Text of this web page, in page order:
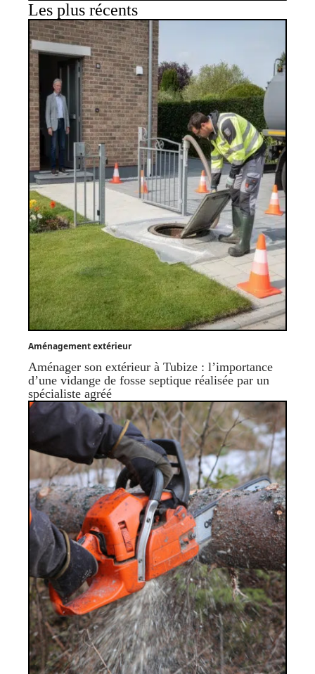
Les plus récents
Aménagement extérieur
Aménager son extérieur à Tubize : l’importance
d’une vidange de fosse septique réalisée par un
spécialiste agréé